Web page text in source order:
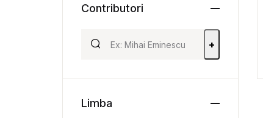
Contributori
+
Limba